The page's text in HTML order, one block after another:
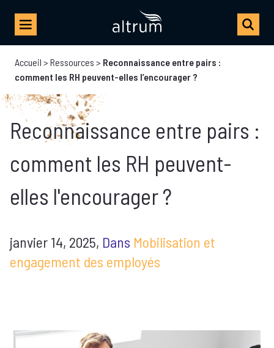
Accueil > Ressources > Reconnaissance entre pairs :
comment les RH peuvent-elles l’encourager ?
Reconnaissance entre pairs :
comment les RH peuvent-
elles l'encourager ?
janvier 14, 2025, Dans Mobilisation et
engagement des employés